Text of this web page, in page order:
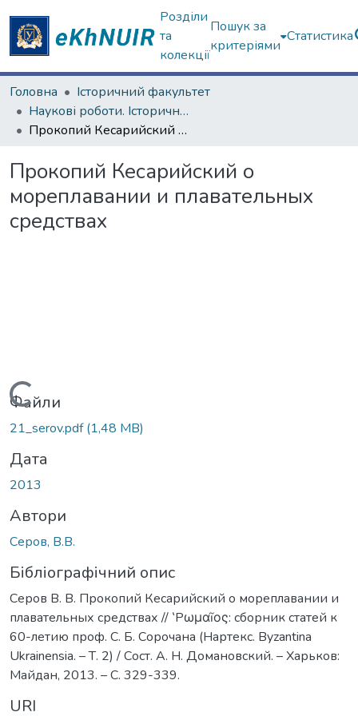
Розділи
та
колекції
Пошук за
критеріями
Статистика
Головна
Історичний факультет
Наукові роботи. Історичний факультет
Прокопий Кесарийский о мореплавании и плавательных средствах
Прокопий Кесарийский о
мореплавании и плавательных
средствах
Вантажиться...
Файли
21_serov.pdf(1,48 MB)
Дата
2013
Автори
Серов, В.В.
Бібліографічний опис
Серов В. В. Прокопий Кесарийский о мореплавании и
плавательных средствах // ‛Pωμαĩος: сборник статей к
60-летию проф. С. Б. Сорочана (Нартекс. Byzantina
Ukrainensia. – Т. 2) / Сост. А. Н. Домановский. – Харьков:
Майдан, 2013. – С. 329-339.
URI